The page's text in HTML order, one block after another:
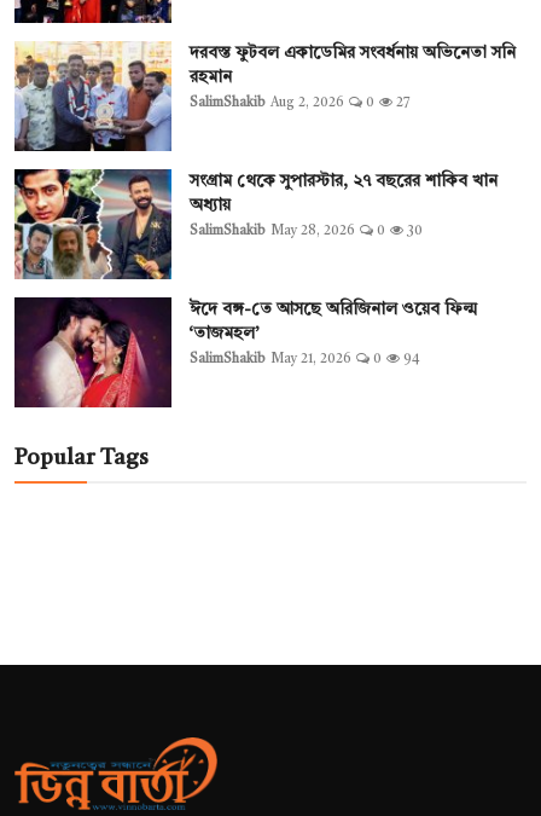
দরবস্ত ফুটবল একাডেমির সংবর্ধনায় অভিনেতা সনি
রহমান
SalimShakib Aug 2, 2026 0 27
সংগ্রাম থেকে সুপারস্টার, ২৭ বছরের শাকিব খান
অধ্যায়
SalimShakib May 28, 2026 0 30
ঈদে বঙ্গ-তে আসছে অরিজিনাল ওয়েব ফিল্ম
‘তাজমহল’
SalimShakib May 21, 2026 0 94
Popular Tags